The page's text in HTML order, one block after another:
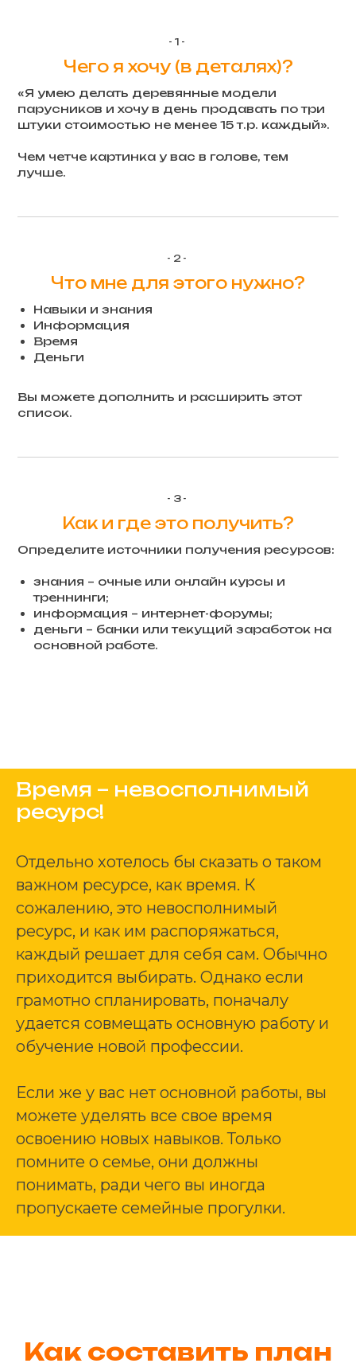
-1-
Чего я хочу (в деталях)?
«Я умею делать деревянные модели
парусников и хочу в день продавать по три
штуки стоимостью не менее 15 т.р. каждый».
Чем четче картинка у вас в голове, тем
лучше.
-2-
Что мне для этого нужно?
Навыки и знания
Информация
Время
Деньги
Вы можете дополнить и расширить этот
список.
-3-
Как и где это получить?
Определите источники получения ресурсов:
знания – очные или онлайн курсы и
треннинги;
информация – интернет-форумы;
деньги – банки или текущий заработок на
основной работе.
Время – невосполнимый
ресурс!
Отдельно хотелось бы сказать о таком
важном ресурсе, как время. К
сожалению, это невосполнимый
ресурс, и как им распоряжаться,
каждый решает для себя сам. Обычно
приходится выбирать. Однако если
грамотно спланировать, поначалу
удается совмещать основную работу и
обучение новой профессии.
Если же у вас нет основной работы, вы
можете уделять все свое время
освоению новых навыков. Только
помните о семье, они должны
понимать, ради чего вы иногда
пропускаете семейные прогулки.
Как составить план